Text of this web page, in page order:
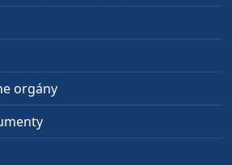
orgány